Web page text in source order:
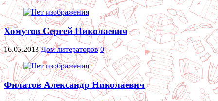
Хомутов Сергей Николаевич
16.05.2013 Дом литераторов 0
Филатов Александр Николаевич